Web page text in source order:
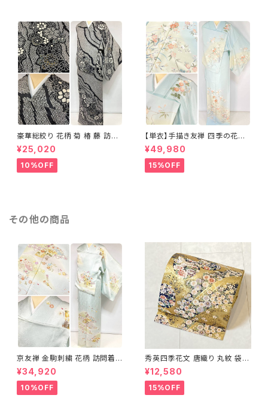
豪華総絞り 花柄 菊 椿 藤 訪問
着 鹿の子絞り ラメ 正絹 黒 白
グレー 1435
¥25,020
10%OFF
【単衣】手描き友禅 四季の花々
正絹 訪問着 水色 黄緑 白 パス
テルカラー 1431
¥49,980
15%OFF
その他の商品
京友禅 金駒刺繍 花柄 訪問着
正絹 水色 黄緑 パステルカラー
アイスグリーン 1433
¥34,920
10%OFF
秀英四季花文 唐織り 丸紋 袋帯
正絹 金糸 ゴールド 紺 ピンク 7
05
¥12,580
15%OFF